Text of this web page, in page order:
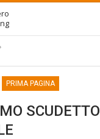
PRIMA PAGINA
SCUDETTO